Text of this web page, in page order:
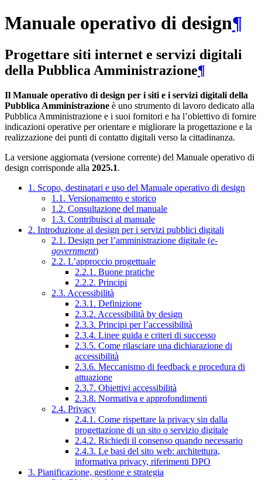
Manuale operativo di design¶
Progettare siti internet e servizi digitali
della Pubblica Amministrazione¶
Il Manuale operativo di design per i siti e i servizi digitali della
Pubblica Amministrazione è uno strumento di lavoro dedicato alla
Pubblica Amministrazione e i suoi fornitori e ha l’obiettivo di fornire
indicazioni operative per orientare e migliorare la progettazione e la
realizzazione dei punti di contatto digitali verso la cittadinanza.
La versione aggiornata (versione corrente) del Manuale operativo di
design corrisponde alla 2025.1.
1. Scopo, destinatari e uso del Manuale operativo di design
1.1. Versionamento e storico
1.2. Consultazione del manuale
1.3. Contribuisci al manuale
2. Introduzione al design per i servizi pubblici digitali
2.1. Design per l’amministrazione digitale (e-
government)
2.2. L’approccio progettuale
2.2.1. Buone pratiche
2.2.2. Principi
2.3. Accessibilità
2.3.1. Definizione
2.3.2. Accessibilità by design
2.3.3. Principi per l’accessibilità
2.3.4. Linee guida e criteri di successo
2.3.5. Come rilasciare una dichiarazione di
accessibilità
2.3.6. Meccanismo di feedback e procedura di
attuazione
2.3.7. Obiettivi accessibilità
2.3.8. Normativa e approfondimenti
2.4. Privacy
2.4.1. Come rispettare la privacy sin dalla
progettazione di un sito o servizio digitale
2.4.2. Richiedi il consenso quando necessario
2.4.3. Le basi del sito web: architettura,
informativa privacy, riferimenti DPO
3. Pianificazione, gestione e strategia